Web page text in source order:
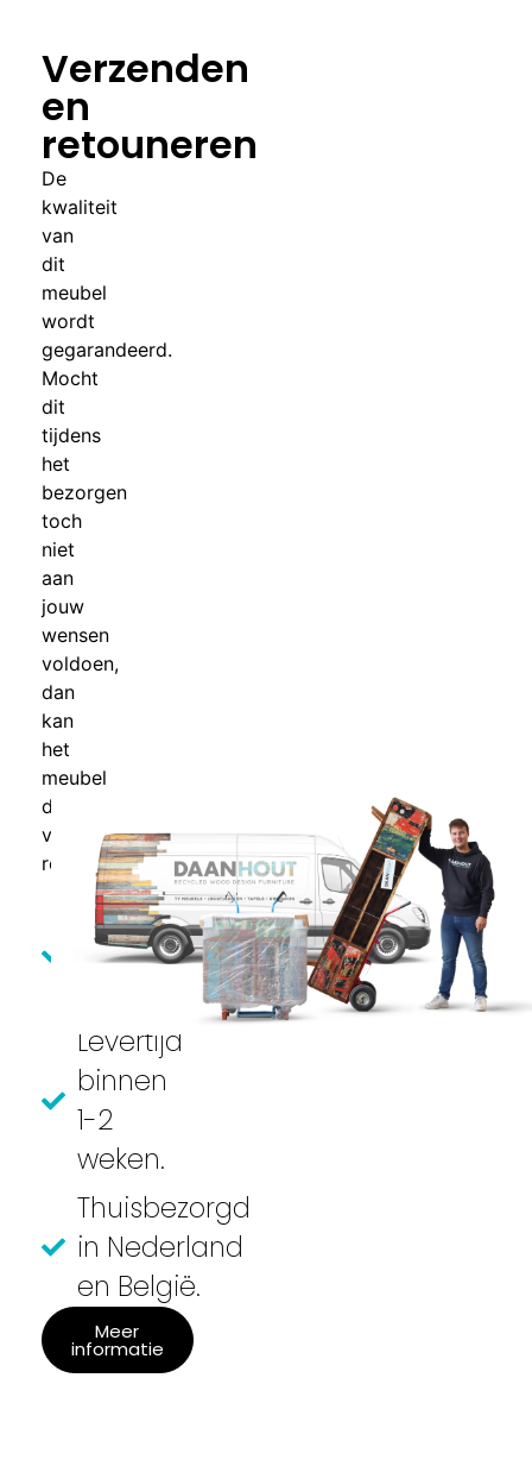
Verzenden
en
retouneren
De
kwaliteit
van
dit
meubel
wordt
gegarandeerd.
Mocht
dit
tijdens
het
bezorgen
toch
niet
aan
jouw
wensen
voldoen,
dan
kan
het
meubel
direct
vrijblijvend
retour.
Volledig
gemonteerd
Levertijd
binnen
1-2
weken.
Thuisbezorgd
in Nederland
en België.
Meer
informatie